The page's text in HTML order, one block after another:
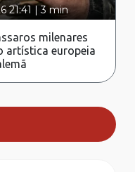
21:41 |3 min
milenares
artística europeia